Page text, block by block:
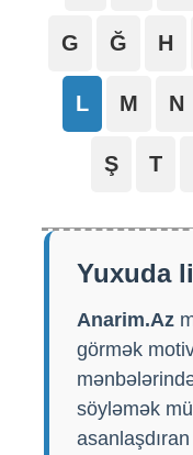
G Ğ H
L M N
Ş T
Yuxuda
Anarim.Az
görmək
söyləmək